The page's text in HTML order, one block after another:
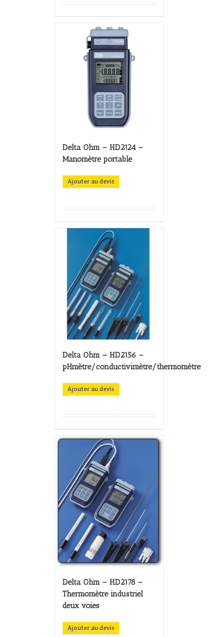
Delta Ohm – HD2124 –
Manomètre portable
Ajouter au devis
Delta Ohm – HD2156 –
pHmètre/conductivimètre/thermomètre
Ajouter au devis
Delta Ohm – HD2178 –
Thermomètre industriel
deux voies
Ajouter au devis